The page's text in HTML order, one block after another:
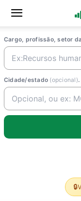
Cargo, profissão, setor
Cidade/estado (opcional)
🔒